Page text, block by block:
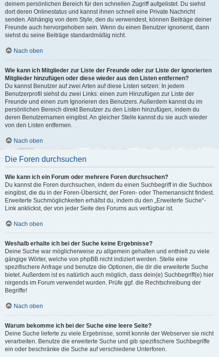
deinem persönlichen Bereich für den schnellen Zugriff aufgelistet. Du siehst
dort deren Onlinestatus und kannst ihnen schnell eine Private Nachricht
senden. Abhängig von dem Style, den du verwendest, können Beiträge deiner
Freunde auch hervorgehoben sein. Wenn du einen Benutzer ignorierst, dann
siehst du seine Beiträge standardmäßig nicht.
Nach oben
Wie kann ich Mitglieder zur Liste der Freunde oder zur Liste der ignorierten
Mitglieder hinzufügen oder diese wieder aus den Listen entfernen?
Du kannst Benutzer auf zwei Arten auf diese Listen setzen: In jedem
Benutzerprofil siehst du zwei Links: einen zum Hinzufügen zur Liste der
Freunde und einen zum Ignorieren des Benutzers. Außerdem kannst du im
persönlichen Bereich direkt Benutzer zu den Listen hinzufügen, indem du
deren Benutzernamen eingibst. An gleicher Stelle kannst du sie auch wieder
von den Listen entfernen.
Nach oben
Die Foren durchsuchen
Wie kann ich ein Forum oder mehrere Foren durchsuchen?
Du kannst die Foren durchsuchen, indem du einen Suchbegriff in die Suchbox
eingibst, die du in der Foren-Übersicht, der Foren- oder Themenansicht findest.
Erweiterte Suchmöglichkeiten erhältst du, indem du den „Erweiterte Suche“-
Link anklickst, der von jeder Seite des Forums aus verfügbar ist.
Nach oben
Weshalb erhalte ich bei der Suche keine Ergebnisse?
Deine Suche war möglicherweise zu allgemein gehalten und enthielt zu viele
gängige Wörter, welche von phpBB nicht indiziert werden. Stelle eine
spezifischere Anfrage und benutze die Optionen, die dir die erweiterte Suche
bietet. Außerdem ist es natürlich auch möglich, dass dein(e) Suchbegriff(e) hier
nirgends im Forum verwendet wurden. Prüfe ggf. die Rechtschreibung der
Begriffe!
Nach oben
Warum bekomme ich bei der Suche eine leere Seite?
Deine Suche lieferte zu viele Ergebnisse, somit konnte der Webserver sie nicht
verarbeiten. Benutze die erweiterte Suche und gib spezifischere Suchbegriffe
ein oder beschränke die Suche auf verschiedene Unterforen.